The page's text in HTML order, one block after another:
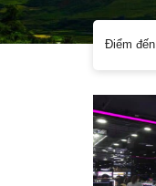
Điểm đến